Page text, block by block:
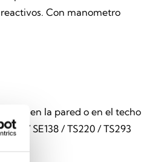
Con manometro
en la pared o en el techo
/ SE138 / TS220 / TS293